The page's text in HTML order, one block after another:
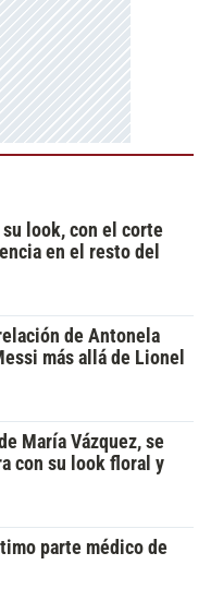
look, con el corte
en el resto del
de Antonela
más allá de Lionel
María Vázquez, se
con su look floral y
parte médico de